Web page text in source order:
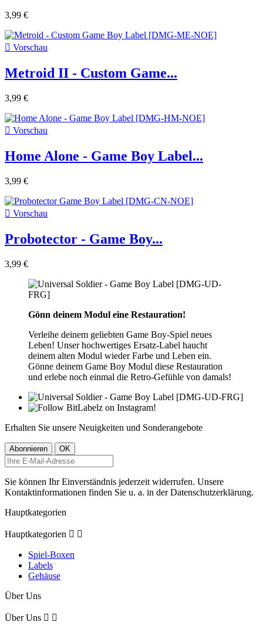
3,99 €
 Vorschau
Metroid II - Custom Game...
3,99 €
 Vorschau
Home Alone - Game Boy Label...
3,99 €
 Vorschau
Probotector - Game Boy...
3,99 €
Gönn deinem Modul eine Restauration!
Verleihe deinem geliebten Game Boy-Spiel neues
Leben! Unser hochwertiges Ersatz-Label haucht
deinem alten Modul wieder Farbe und Leben ein.
Gönne deinem Game Boy Modul diese Restauration
und erlebe noch einmal die Retro-Gefühle von damals!
Erhalten Sie unsere Neuigkeiten und Sonderangebote
Sie können Ihr Einverständnis jederzeit widerrufen. Unsere
Kontaktinformationen finden Sie u. a. in der Datenschutzerklärung.
Hauptkategorien
Hauptkategorien  
Spiel-Boxen
Labels
Gehäuse
Über Uns
Über Uns  